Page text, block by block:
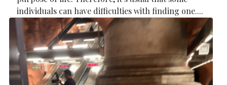
individuals can have difficulties with finding one....